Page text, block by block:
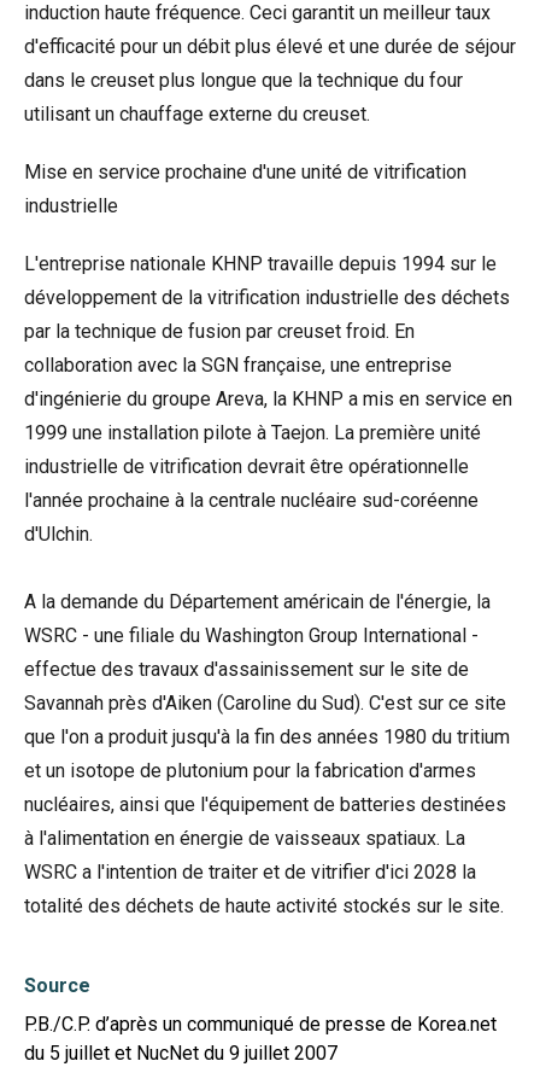
induction haute fréquence. Ceci garantit un meilleur taux
d'efficacité pour un débit plus élevé et une durée de séjour
dans le creuset plus longue que la technique du four
utilisant un chauffage externe du creuset.
Mise en service prochaine d'une unité de vitrification
industrielle
L'entreprise nationale KHNP travaille depuis 1994 sur le
développement de la vitrification industrielle des déchets
par la technique de fusion par creuset froid. En
collaboration avec la SGN française, une entreprise
d'ingénierie du groupe Areva, la KHNP a mis en service en
1999 une installation pilote à Taejon. La première unité
industrielle de vitrification devrait être opérationnelle
l'année prochaine à la centrale nucléaire sud-coréenne
d'Ulchin.
A la demande du Département américain de l'énergie, la
WSRC - une filiale du Washington Group International -
effectue des travaux d'assainissement sur le site de
Savannah près d'Aiken (Caroline du Sud). C'est sur ce site
que l'on a produit jusqu'à la fin des années 1980 du tritium
et un isotope de plutonium pour la fabrication d'armes
nucléaires, ainsi que l'équipement de batteries destinées
à l'alimentation en énergie de vaisseaux spatiaux. La
WSRC a l'intention de traiter et de vitrifier d'ici 2028 la
totalité des déchets de haute activité stockés sur le site.
Source
P.B./C.P. d’après un communiqué de presse de Korea.net
du 5 juillet et NucNet du 9 juillet 2007